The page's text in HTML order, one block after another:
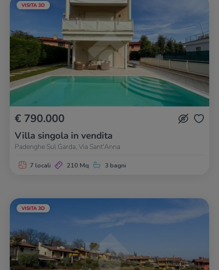
VISITA 3D
€ 790.000
Villa singola in vendita
Padenghe Sul Garda, Via Sant'Anna
7 locali 210 Mq 3 bagni
VISITA 3D